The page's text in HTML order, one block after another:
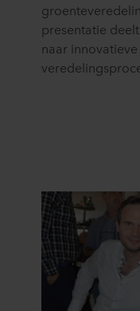
presentatie
naar